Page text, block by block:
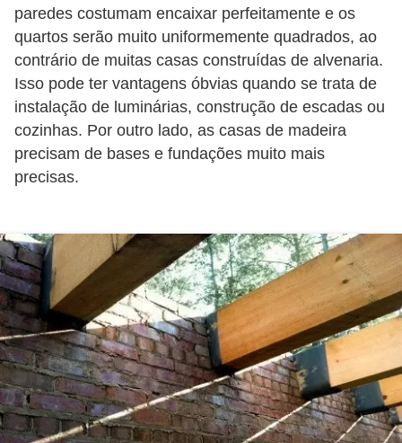
paredes costumam encaixar perfeitamente e os
quartos serão muito uniformemente quadrados, ao
contrário de muitas casas construídas de alvenaria.
Isso pode ter vantagens óbvias quando se trata de
instalação de luminárias, construção de escadas ou
cozinhas. Por outro lado, as casas de madeira
precisam de bases e fundações muito mais
precisas.